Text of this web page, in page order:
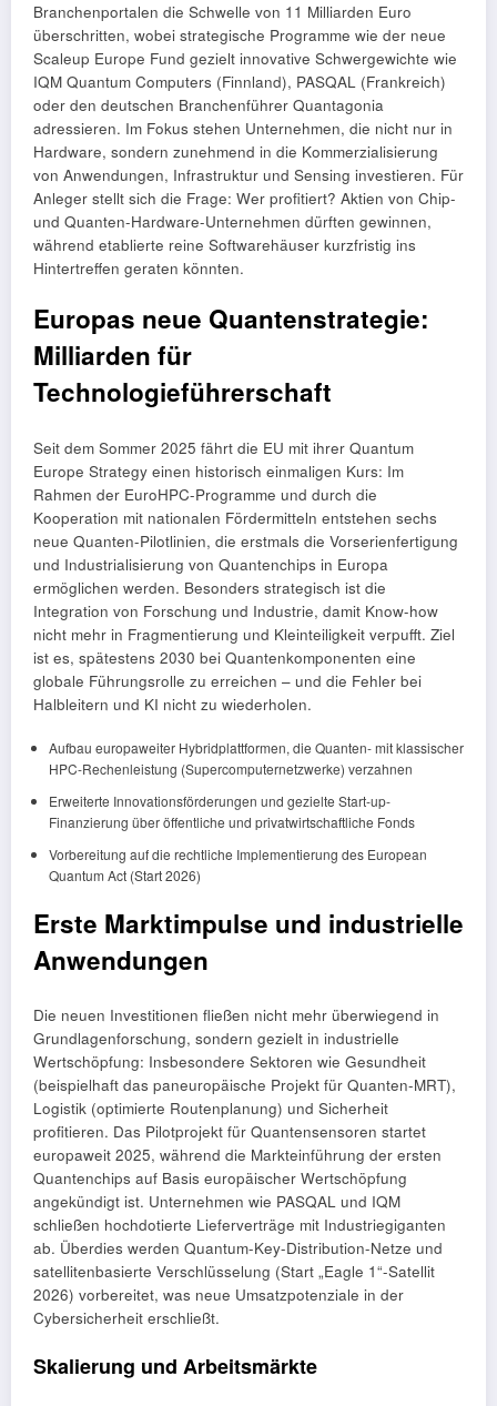
Branchenportalen die Schwelle von 11 Milliarden Euro
überschritten, wobei strategische Programme wie der neue
Scaleup Europe Fund gezielt innovative Schwergewichte wie
IQM Quantum Computers (Finnland), PASQAL (Frankreich)
oder den deutschen Branchenführer Quantagonia
adressieren. Im Fokus stehen Unternehmen, die nicht nur in
Hardware, sondern zunehmend in die Kommerzialisierung
von Anwendungen, Infrastruktur und Sensing investieren. Für
Anleger stellt sich die Frage: Wer profitiert? Aktien von Chip-
und Quanten-Hardware-Unternehmen dürften gewinnen,
während etablierte reine Softwarehäuser kurzfristig ins
Hintertreffen geraten könnten.
Europas neue Quantenstrategie:
Milliarden für
Technologieführerschaft
Seit dem Sommer 2025 fährt die EU mit ihrer Quantum
Europe Strategy einen historisch einmaligen Kurs: Im
Rahmen der EuroHPC-Programme und durch die
Kooperation mit nationalen Fördermitteln entstehen sechs
neue Quanten-Pilotlinien, die erstmals die Vorserienfertigung
und Industrialisierung von Quantenchips in Europa
ermöglichen werden. Besonders strategisch ist die
Integration von Forschung und Industrie, damit Know-how
nicht mehr in Fragmentierung und Kleinteiligkeit verpufft. Ziel
ist es, spätestens 2030 bei Quantenkomponenten eine
globale Führungsrolle zu erreichen – und die Fehler bei
Halbleitern und KI nicht zu wiederholen.
Aufbau europaweiter Hybridplattformen, die Quanten- mit klassischer
HPC-Rechenleistung (Supercomputernetzwerke) verzahnen
Erweiterte Innovationsförderungen und gezielte Start-up-
Finanzierung über öffentliche und privatwirtschaftliche Fonds
Vorbereitung auf die rechtliche Implementierung des European
Quantum Act (Start 2026)
Erste Marktimpulse und industrielle
Anwendungen
Die neuen Investitionen fließen nicht mehr überwiegend in
Grundlagenforschung, sondern gezielt in industrielle
Wertschöpfung: Insbesondere Sektoren wie Gesundheit
(beispielhaft das paneuropäische Projekt für Quanten-MRT),
Logistik (optimierte Routenplanung) und Sicherheit
profitieren. Das Pilotprojekt für Quantensensoren startet
europaweit 2025, während die Markteinführung der ersten
Quantenchips auf Basis europäischer Wertschöpfung
angekündigt ist. Unternehmen wie PASQAL und IQM
schließen hochdotierte Lieferverträge mit Industriegiganten
ab. Überdies werden Quantum-Key-Distribution-Netze und
satellitenbasierte Verschlüsselung (Start „Eagle 1“-Satellit
2026) vorbereitet, was neue Umsatzpotenziale in der
Cybersicherheit erschließt.
Skalierung und Arbeitsmärkte